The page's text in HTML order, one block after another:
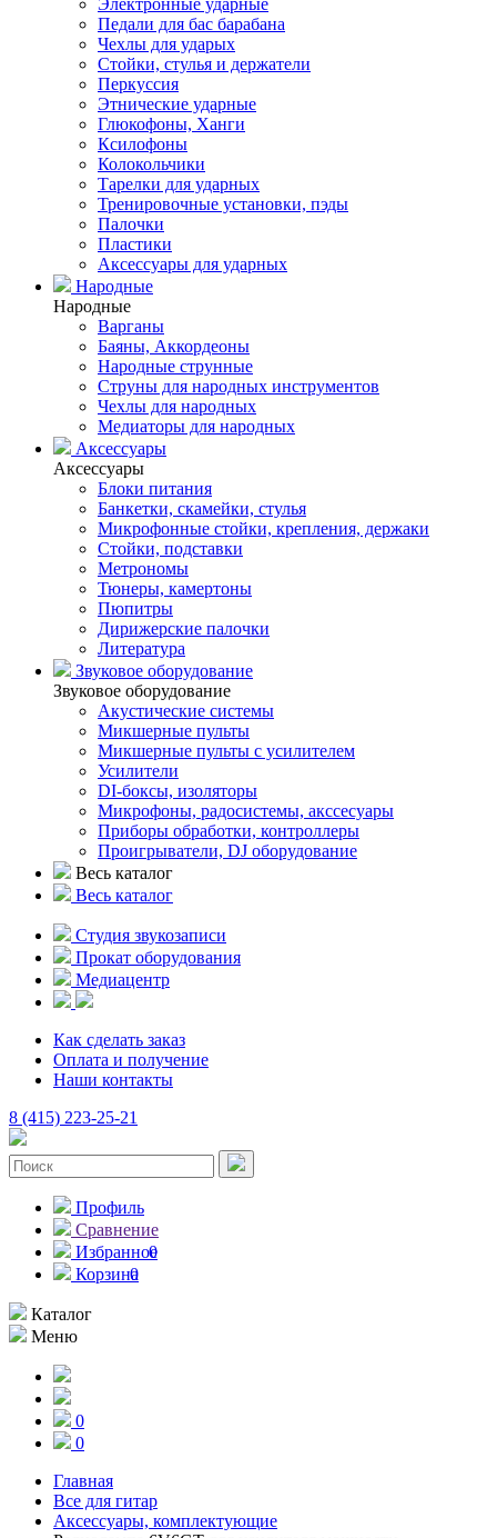
Электронные ударные
Педали для бас барабана
Чехлы для ударых
Стойки, стулья и держатели
Перкуссия
Этнические ударные
Глюкофоны, Ханги
Ксилофоны
Колокольчики
Тарелки для ударных
Тренировочные установки, пэды
Палочки
Пластики
Аксессуары для ударных
Народные
Народные
Варганы
Баяны, Аккордеоны
Народные струнные
Струны для народных инструментов
Чехлы для народных
Медиаторы для народных
Аксессуары
Аксессуары
Блоки питания
Банкетки, скамейки, стулья
Микрофонные стойки, крепления, держаки
Стойки, подставки
Метрономы
Тюнеры, камертоны
Пюпитры
Дирижерские палочки
Литература
Звуковое оборудование
Звуковое оборудование
Акустические системы
Микшерные пульты
Микшерные пульты с усилителем
Усилители
DI-боксы, изоляторы
Микрофоны, радосистемы, акссесуары
Приборы обработки, контроллеры
Проигрыватели, DJ оборудование
Весь каталог
Весь каталог
Студия звукозаписи
Прокат оборудования
Медиацентр
Как сделать заказ
Оплата и получение
Наши контакты
8 (415) 223-25-21
Профиль
Сравнение
Избранное
0
Корзина
0
Каталог
Меню
0
0
Главная
Все для гитар
Аксессуары, комплектующие